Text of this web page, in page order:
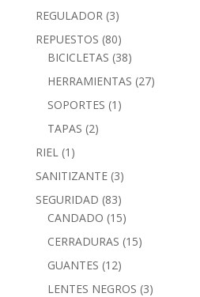
REGULADOR (3)
REPUESTOS (80)
BICICLETAS (38)
HERRAMIENTAS (27)
SOPORTES (1)
TAPAS (2)
RIEL (1)
SANITIZANTE (3)
SEGURIDAD (83)
CANDADO (15)
CERRADURAS (15)
GUANTES (12)
LENTES NEGROS (3)